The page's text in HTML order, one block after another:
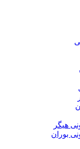
هیگر
بوران